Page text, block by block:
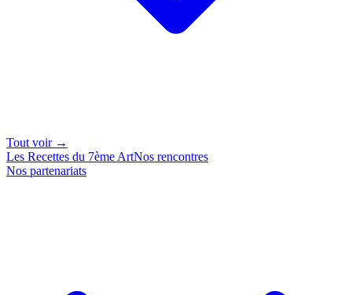
Tout voir →
Les Recettes du 7ème ArtNos rencontres
Nos partenariats